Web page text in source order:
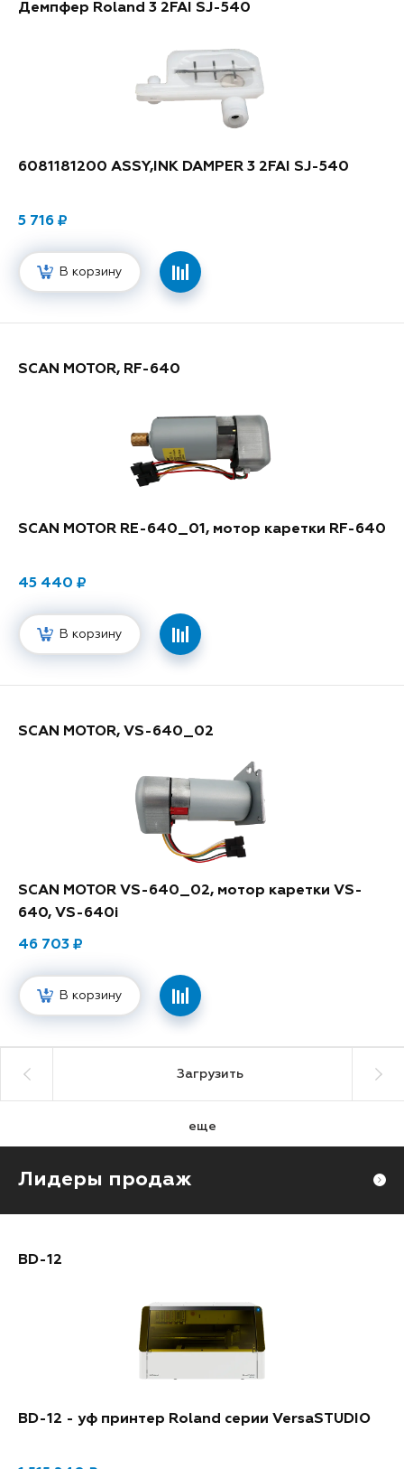
Демпфер Roland 3 2FAI SJ-540
6081181200 ASSY,INK DAMPER 3 2FAI SJ-540
5 716
В корзину
SCAN MOTOR, RF-640
SCAN MOTOR RE-640_01, мотор каретки RF-640
45 440
В корзину
SCAN MOTOR, VS-640_02
SCAN MOTOR VS-640_02, мотор каретки VS-
640, VS-640i
46 703
В корзину
Загрузить
еще
Лидеры продаж
BD-12
BD-12 - уф принтер Roland серии VersaSTUDIO